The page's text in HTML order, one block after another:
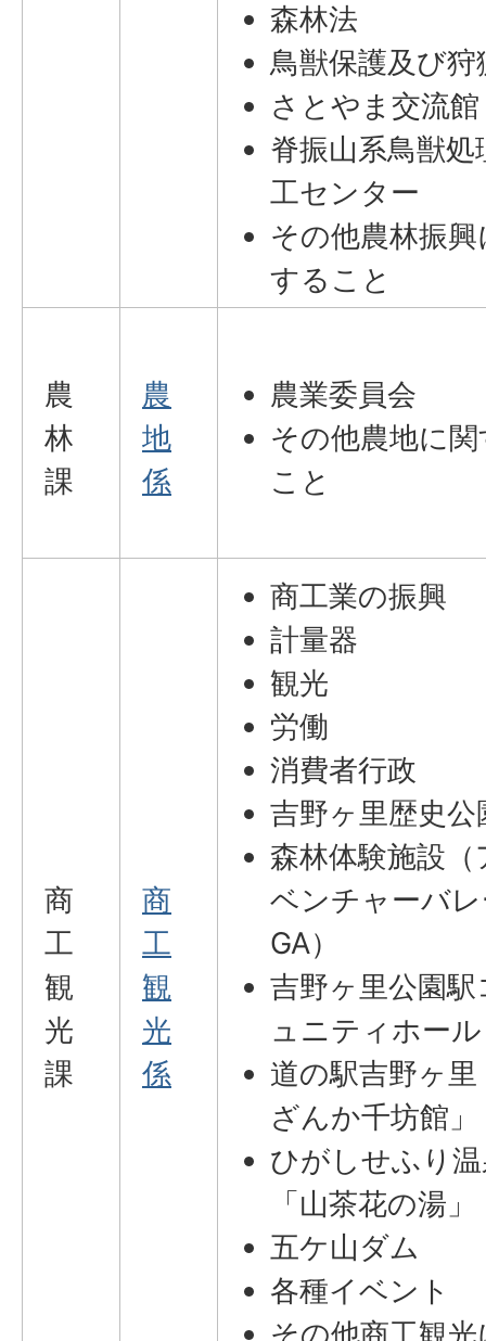
森林法
鳥獣保護及び狩
さとやま交流館
脊振山系鳥獣処
工センター
その他農林振興
すること
農
林
課
農
地
係
農業委員会
その他農地に
こと
商
工
観
光
課
商
工
観
光
係
商工業の振興
計量器
観光
労働
消費者行政
吉野ヶ里歴史公
森林体験施設（
ベンチャーバ
GA）
吉野ヶ里公園駅
ュニティホール
道の駅吉野ヶ里
ざんか千坊館」
ひがしせふり
「山茶花の湯」
五ケ山ダム
各種イベント